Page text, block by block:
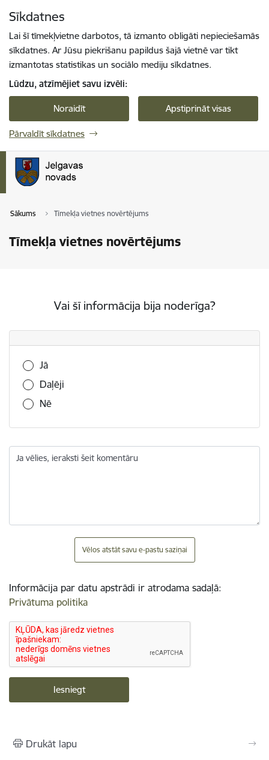
Sīkdatnes
Lai šī tīmekļvietne darbotos, tā izmanto obligāti nepieciešamās
sīkdatnes. Ar Jūsu piekrišanu papildus šajā vietnē var tikt
izmantotas statistikas un sociālo mediju sīkdatnes.
Lūdzu, atzīmējiet savu izvēli:
Noraidīt Apstiprināt visas
Pārvaldīt sīkdatnes
Sākums Tīmekļa vietnes novērtējums
Tīmekļa vietnes novērtējums
Vai šī informācija bija noderīga?
Vai šī informācija bija noderīga?
Jā
Daļēji
Nē
Ja vēlies, ieraksti šeit komentāru
Vēlos atstāt savu e-pastu saziņai
Informācija par datu apstrādi ir atrodama sadaļā:
Privātuma politika
Drukāt lapu